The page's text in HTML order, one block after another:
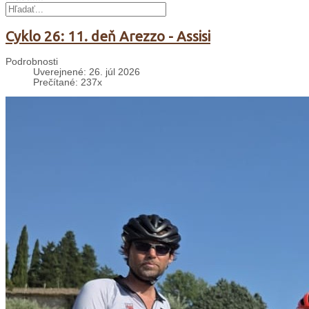
Cyklo 26: 11. deň Arezzo - Assisi
Podrobnosti
Uverejnené: 26. júl 2026
Prečítané: 237x